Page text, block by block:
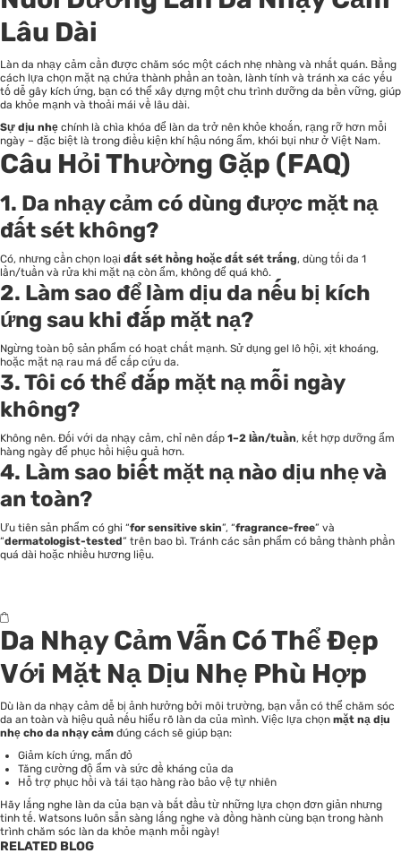
Lâu Dài
Làn da nhạy cảm cần được chăm sóc một cách nhẹ nhàng và nhất quán. Bằng
cách lựa chọn mặt nạ chứa thành phần an toàn, lành tính và tránh xa các yếu
tố dễ gây kích ứng, bạn có thể xây dựng một chu trình dưỡng da bền vững, giúp
da khỏe mạnh và thoải mái về lâu dài.
Sự dịu nhẹ chính là chìa khóa để làn da trở nên khỏe khoắn, rạng rỡ hơn mỗi
ngày – đặc biệt là trong điều kiện khí hậu nóng ẩm, khói bụi như ở Việt Nam.
Câu Hỏi Thường Gặp (FAQ)
1. Da nhạy cảm có dùng được mặt nạ
đất sét không?
Có, nhưng cần chọn loại đất sét hồng hoặc đất sét trắng, dùng tối đa 1
lần/tuần và rửa khi mặt nạ còn ẩm, không để quá khô.
2. Làm sao để làm dịu da nếu bị kích
ứng sau khi đắp mặt nạ?
Ngừng toàn bộ sản phẩm có hoạt chất mạnh. Sử dụng gel lô hội, xịt khoáng,
hoặc mặt nạ rau má để cấp cứu da.
3.Tôi có thể đắp mặt nạ mỗi ngày
không?
Không nên. Đối với da nhạy cảm, chỉ nên đắp 1–2 lần/tuần, kết hợp dưỡng ẩm
hàng ngày để phục hồi hiệu quả hơn.
4. Làm sao biết mặt nạ nào dịu nhẹ và
an toàn?
Ưu tiên sản phẩm có ghi “for sensitive skin”, “fragrance-free” và
“dermatologist-tested” trên bao bì. Tránh các sản phẩm có bảng thành phần
quá dài hoặc nhiều hương liệu.
Da Nhạy Cảm Vẫn Có Thể Đẹp
Với Mặt Nạ Dịu Nhẹ Phù Hợp
Dù làn da nhạy cảm dễ bị ảnh hưởng bởi môi trường, bạn vẫn có thể chăm sóc
da an toàn và hiệu quả nếu hiểu rõ làn da của mình. Việc lựa chọn mặt nạ dịu
nhẹ cho da nhạy cảm đúng cách sẽ giúp bạn:
Giảm kích ứng, mẩn đỏ
Tăng cường độ ẩm và sức đề kháng của da
Hỗ trợ phục hồi và tái tạo hàng rào bảo vệ tự nhiên
Hãy lắng nghe làn da của bạn và bắt đầu từ những lựa chọn đơn giản nhưng
tinh tế. Watsons luôn sẵn sàng lắng nghe và đồng hành cùng bạn trong hành
trình chăm sóc làn da khỏe mạnh mỗi ngày!
RELATED BLOG